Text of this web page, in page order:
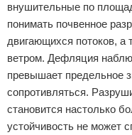
внушительные по
понимать почвенное
двигающихся потоков, а
ветром. Дефляция
превышает предельное
сопротивляться.
становится настолько
устойчивость не может